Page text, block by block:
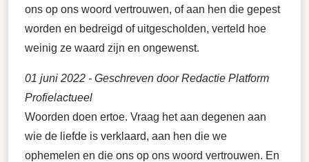
ons op ons woord vertrouwen, of aan hen die gepest
worden en bedreigd of uitgescholden, verteld hoe
weinig ze waard zijn en ongewenst.
01 juni 2022 - Geschreven door Redactie Platform
Profielactueel
Woorden doen ertoe. Vraag het aan degenen aan
wie de liefde is verklaard, aan hen die we
ophemelen en die ons op ons woord vertrouwen. En